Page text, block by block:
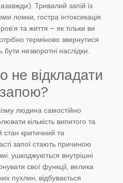
Тривалий запій із
ломки, гостра інтоксикація
та життя – як тільки ви
терміново звернутися
незворотні наслідки.
не відкладати
людина самостійно
кількість випитого та
стан критичний та
запої стають причиною
ушкоджуються внутрішні
свої функції, велика
пухлин, відбувається